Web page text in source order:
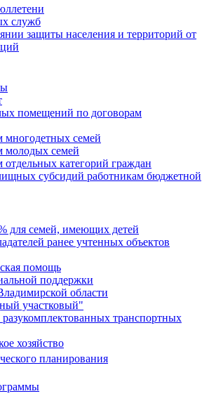
служб
защиты населения и территорий от
помещений по договорам
многодетных семей
молодых семей
категорий граждан
субсидий работникам бюджетной
для семей, имеющих детей
ранее учтенных объектов
помощь
поддержки
области
участковый"
транспортных
хозяйство
планирования